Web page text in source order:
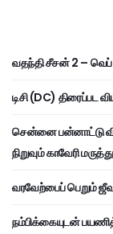
வதந்தி சீசன் 2 –
டிசி (DC) திரைப்பட
சென்னை பன்னாட்டு
நிறுவும் காவேரி
வரவேற்பைப் பெறும்
நம்பிக்கையுடன்